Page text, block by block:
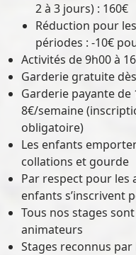
2 à 3 jours) : 160€
Réduction pour
périodes : -10€
Activités de 9h00 à
Garderie gratuite
Garderie payante de
8€/semaine
obligatoire)
Les enfants
collations et gourde
Par respect pour les
enfants s’inscrivent
Tous nos stages
animateurs
Stages reconnus par